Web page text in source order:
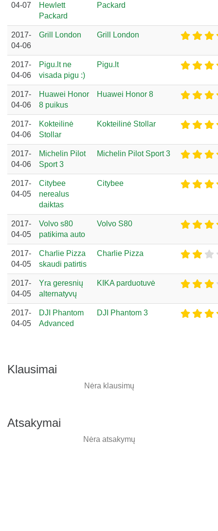
04-07
Hewlett
Packard
Packard
2017-
04-06
Grill London Grill London
2017-
04-06
Pigu.lt ne
visada pigu :)
Pigu.lt
2017-
04-06
Huawei Honor
8 puikus
Huawei Honor 8
2017-
04-06
Kokteilinė
Stollar
Kokteilinė Stollar
2017-
04-06
Michelin Pilot
Sport 3
Michelin Pilot Sport 3
2017-
04-05
Citybee
nerealus
daiktas
Citybee
2017-
04-05
Volvo s80
patikima auto
Volvo S80
2017-
04-05
Charlie Pizza
skaudi patirtis
Charlie Pizza
2017-
04-05
Yra geresnių
alternatyvų
KIKA parduotuvė
2017-
04-05
DJI Phantom
Advanced
DJI Phantom 3
Klausimai
Nėra klausimų
Atsakymai
Nėra atsakymų